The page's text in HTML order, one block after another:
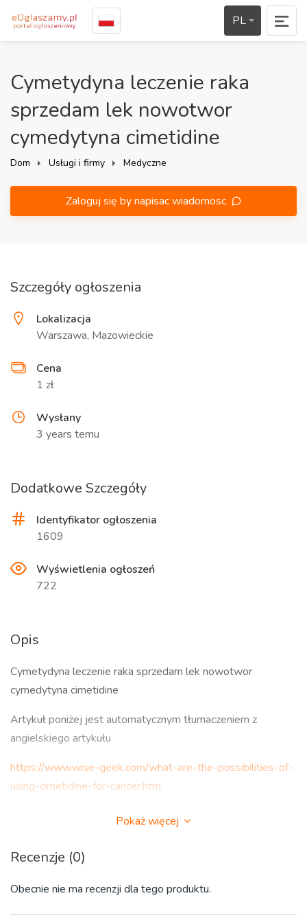
PL
Cymetydyna leczenie raka
sprzedam lek nowotwor
cymedytyna cimetidine
Dom Usługi i firmy Medyczne
Zaloguj się by napisac wiadomosc
Szczegóły ogłoszenia
Lokalizacja
Warszawa, Mazowieckie
Cena
1 zł
Wysłany
3 years temu
Dodatkowe Szczegóły
Identyfikator ogłoszenia
1609
Wyświetlenia ogłoszeń
722
Opis
Cymetydyna leczenie raka sprzedam lek nowotwor
cymedytyna cimetidine
Artykuł poniżej jest automatycznym tłumaczeniem z
angielskiego artykułu
https://www.wise-geek.com/what-are-the-possibilities-of-
using-cimetidine-for-cancer.htm
Artykuł opiera się na obszerniejszej pracy
Pokaż więcej
Recenzje (0)
Obecnie nie ma recenzji dla tego produktu.